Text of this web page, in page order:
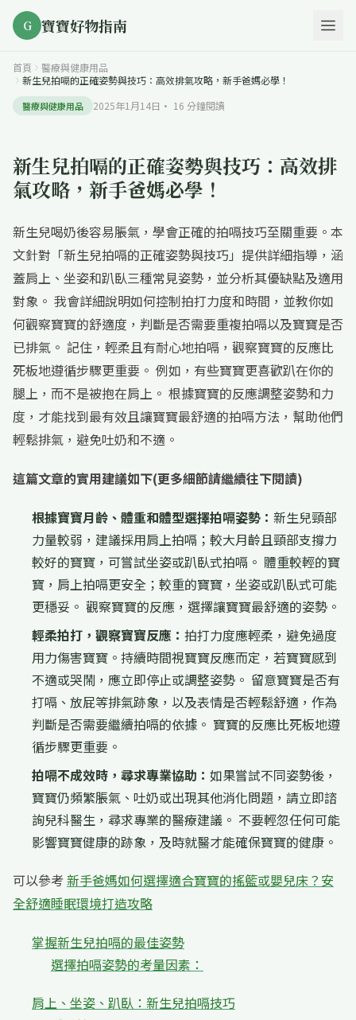
G 寶寶好物指南
首頁
醫療與健康用品
新生兒拍嗝的正確姿勢與技巧：高效排氣攻略，新手爸媽必學！
醫療與健康用品 2025年1月14日 · 16 分鐘閱讀
新生兒拍嗝的正確姿勢與技巧：高效排
氣攻略，新手爸媽必學！
新生兒喝奶後容易脹氣，學會正確的拍嗝技巧至關重要。本
文針對「新生兒拍嗝的正確姿勢與技巧」提供詳細指導，涵
蓋肩上、坐姿和趴臥三種常見姿勢，並分析其優缺點及適用
對象。 我會詳細說明如何控制拍打力度和時間，並教你如
何觀察寶寶的舒適度，判斷是否需要重複拍嗝以及寶寶是否
已排氣。 記住，輕柔且有耐心地拍嗝，觀察寶寶的反應比
死板地遵循步驟更重要。 例如，有些寶寶更喜歡趴在你的
腿上，而不是被抱在肩上。 根據寶寶的反應調整姿勢和力
度，才能找到最有效且讓寶寶最舒適的拍嗝方法，幫助他們
輕鬆排氣，避免吐奶和不適。
這篇文章的實用建議如下(更多細節請繼續往下閱讀)
根據寶寶月齡、體重和體型選擇拍嗝姿勢： 新生兒頸部
力量較弱，建議採用肩上拍嗝；較大月齡且頸部支撐力
較好的寶寶，可嘗試坐姿或趴臥式拍嗝。 體重較輕的寶
寶，肩上拍嗝更安全；較重的寶寶，坐姿或趴臥式可能
更穩妥。 觀察寶寶的反應，選擇讓寶寶最舒適的姿勢。
輕柔拍打，觀察寶寶反應： 拍打力度應輕柔，避免過度
用力傷害寶寶。持續時間視寶寶反應而定，若寶寶感到
不適或哭鬧，應立即停止或調整姿勢。 留意寶寶是否有
打嗝、放屁等排氣跡象，以及表情是否輕鬆舒適，作為
判斷是否需要繼續拍嗝的依據。 寶寶的反應比死板地遵
循步驟更重要。
拍嗝不成效時，尋求專業協助： 如果嘗試不同姿勢後，
寶寶仍頻繁脹氣、吐奶或出現其他消化問題，請立即諮
詢兒科醫生，尋求專業的醫療建議。 不要輕忽任何可能
影響寶寶健康的跡象，及時就醫才能確保寶寶的健康。
可以參考新手爸媽如何選擇適合寶寶的搖籃或嬰兒床？安
全舒適睡眠環境打造攻略
掌握新生兒拍嗝的最佳姿勢
選擇拍嗝姿勢的考量因素：
肩上、坐姿、趴臥：新生兒拍嗝技巧